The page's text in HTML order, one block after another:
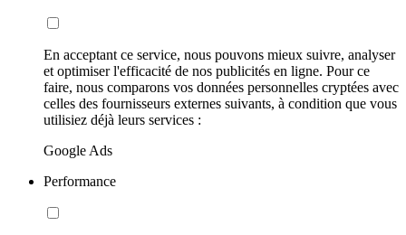
En acceptant ce service, nous pouvons mieux suivre, analyser
et optimiser l'efficacité de nos publicités en ligne. Pour ce
faire, nous comparons vos données personnelles cryptées avec
celles des fournisseurs externes suivants, à condition que vous
utilisiez déjà leurs services :
Google Ads
Performance